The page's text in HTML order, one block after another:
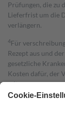
Prüfungen, die zu
Lieferfrist um die
verlängern.
4Für
Rezept aus und
gesetzliche
Kosten dafür, der
mit.
Grundsätzlich